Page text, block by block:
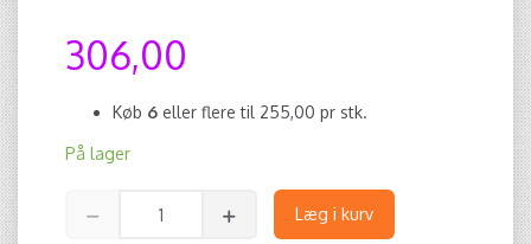
306,00
Køb 6 eller flere til 255,00 pr stk.
På lager
Læg i kurv